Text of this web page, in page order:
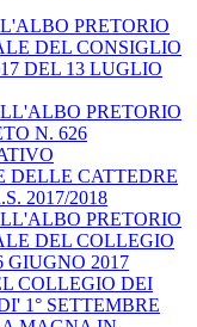
PRETORIO
DEL CONSIGLIO
DEL 13 LUGLIO
PRETORIO
N. 626
DELLE CATTEDRE
2017/2018
PRETORIO
DEL COLLEGIO
GIUGNO 2017
COLLEGIO DEI
1° SETTEMBRE